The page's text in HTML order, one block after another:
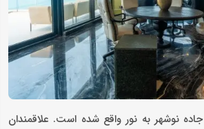
هتل آراز در کیلومتر ۱۰ جاده نوشهر به نور واقع شده است. علاقمندان